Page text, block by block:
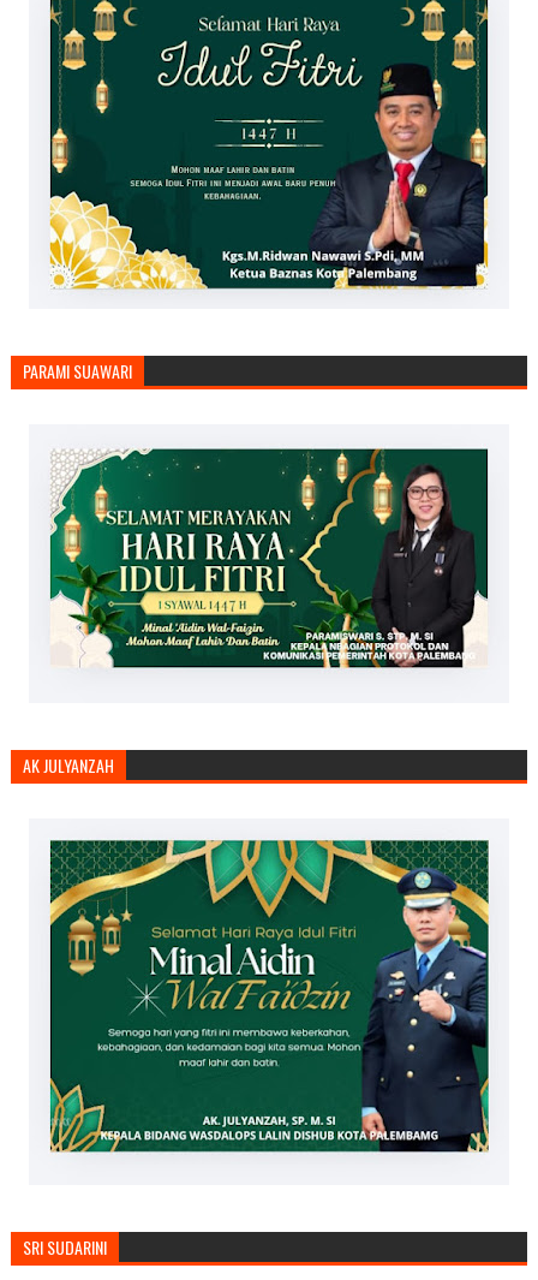
PARAMI SUAWARI
AK JULYANZAH
SRI SUDARINI